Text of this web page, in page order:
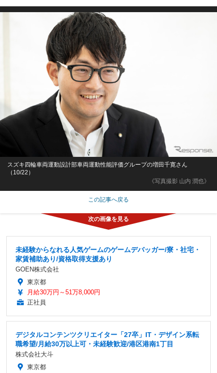
《写真撮影 山内 潤也》
スズキ四輪車両運動設計部車両運動性能評価グループの増田千寛さん
（10/22）
この記事へ戻る
未経験からなれる人気ゲームのゲームデバッガー/寮・社宅・
家賃補助あり/資格取得支援あり
GOEN株式会社
東京都
月給30万円～51万8,000円
正社員
デジタルコンテンツクリエイター「27卒」IT・デザイン系転
職希望/月給30万以上可・未経験歓迎/港区港南1丁目
株式会社大斗
東京都